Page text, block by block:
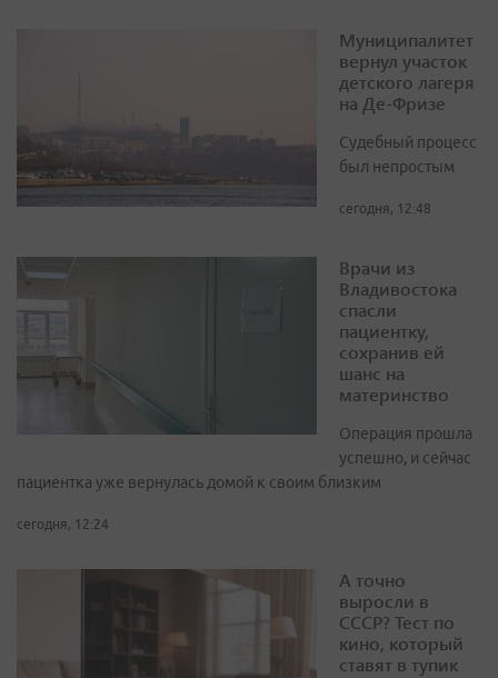
Муниципалитет
вернул участок
детского лагеря
на Де-Фризе
Судебный процесс
был непростым
сегодня, 12:48
Врачи из
Владивостока
спасли
пациентку,
сохранив ей
шанс на
материнство
Операция прошла
успешно, и сейчас
пациентка уже вернулась домой к своим близким
сегодня, 12:24
А точно
выросли в
СССР? Тест по
кино, который
ставят в тупик